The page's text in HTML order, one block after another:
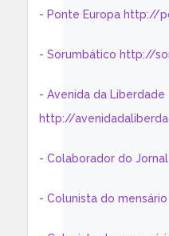
- Ponte Europa http://
- Sorumbático http://
- Avenida da Liberdade
http://
- Colaborador do
- Colunista do